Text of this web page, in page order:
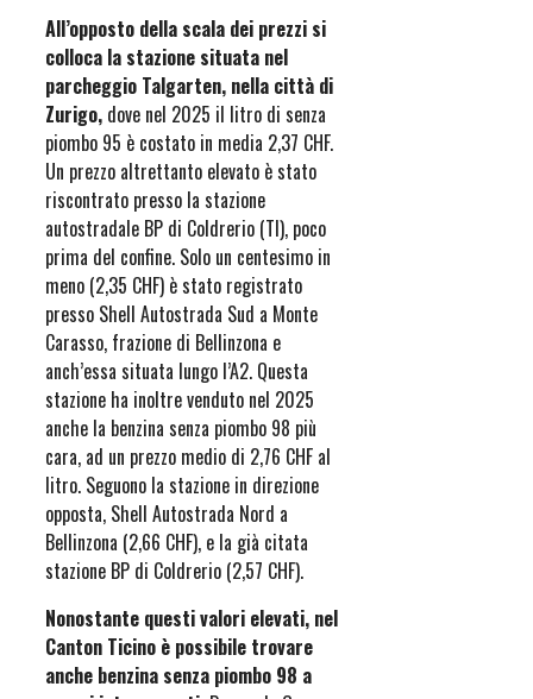
All’opposto della scala dei prezzi si
colloca la stazione situata nel
parcheggio Talgarten, nella città di
Zurigo, dove nel 2025 il litro di senza
piombo 95 è costato in media 2,37 CHF.
Un prezzo altrettanto elevato è stato
riscontrato presso la stazione
autostradale BP di Coldrerio (TI), poco
prima del confine. Solo un centesimo in
meno (2,35 CHF) è stato registrato
presso Shell Autostrada Sud a Monte
Carasso, frazione di Bellinzona e
anch’essa situata lungo l’A2. Questa
stazione ha inoltre venduto nel 2025
anche la benzina senza piombo 98 più
cara, ad un prezzo medio di 2,76 CHF al
litro. Seguono la stazione in direzione
opposta, Shell Autostrada Nord a
Bellinzona (2,66 CHF), e la già citata
stazione BP di Coldrerio (2,57 CHF).
Nonostante questi valori elevati, nel
Canton Ticino è possibile trovare
anche benzina senza piombo 98 a